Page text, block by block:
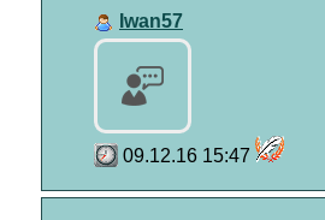
Iwan57
09.12.16 15:47